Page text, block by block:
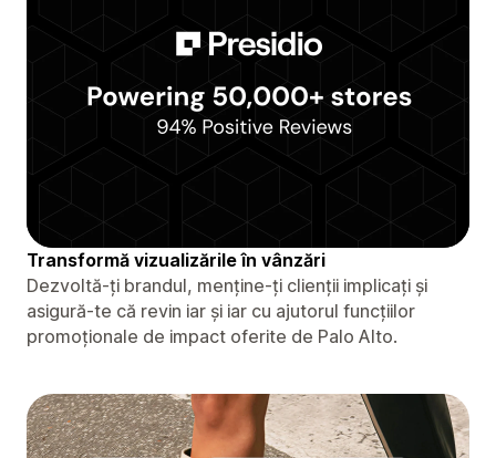
Transformă vizualizările în vânzări
Dezvoltă-ți brandul, menține-ți clienții implicați și
asigură-te că revin iar și iar cu ajutorul funcțiilor
promoționale de impact oferite de Palo Alto.